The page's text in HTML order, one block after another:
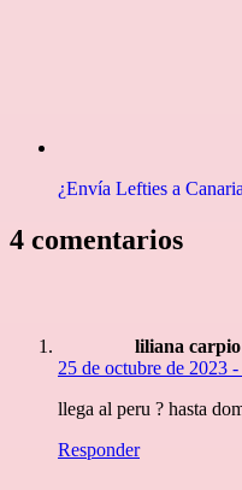
¿Envía Lefties a
4 comentarios
liliana
25 de octubre de 2023
llega al peru ? hasta
Responder